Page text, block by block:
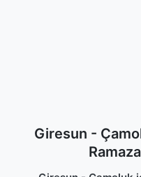
Giresun -